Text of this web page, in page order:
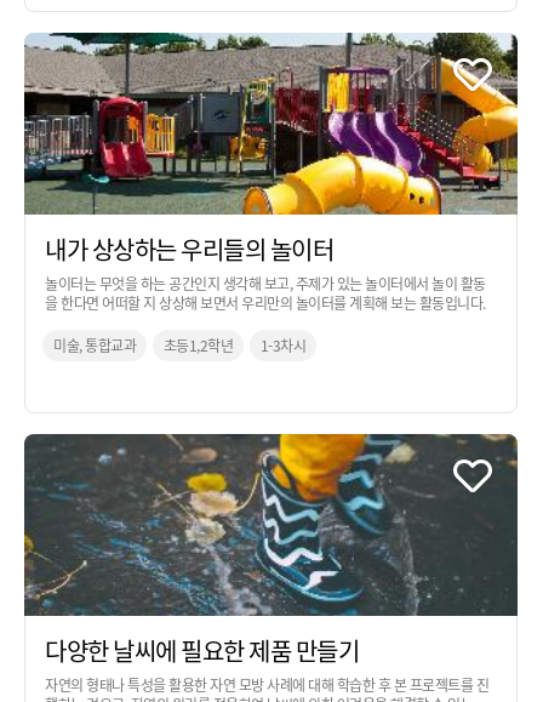
내가 상상하는 우리들의 놀이터
놀이터는 무엇을 하는 공간인지 생각해 보고, 주제가 있는 놀이터에서 놀이 활동
을 한다면 어떠할 지 상상해 보면서 우리만의 놀이터를 계획해 보는 활동입니다.
미술, 통합교과 초등1,2학년 1-3차시
다양한 날씨에 필요한 제품 만들기
자연의 형태나 특성을 활용한 자연 모방 사례에 대해 학습한 후 본 프로젝트를 진